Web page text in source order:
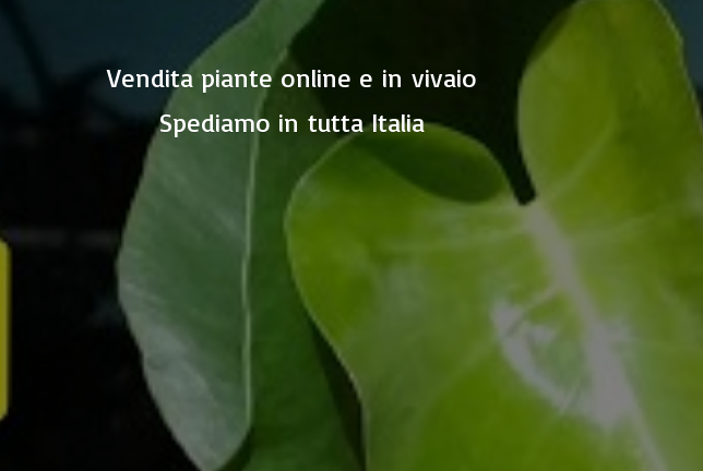
Vendita piante online e in vivaio
Spediamo in tutta Italia